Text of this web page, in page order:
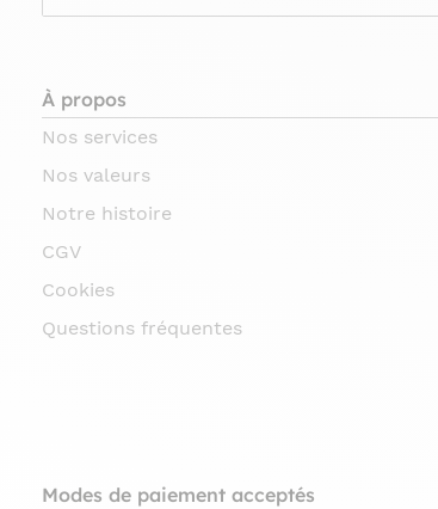
À propos
Nos services
Nos valeurs
Notre histoire
CGV
Cookies
Questions fréquentes
Modes de paiement acceptés